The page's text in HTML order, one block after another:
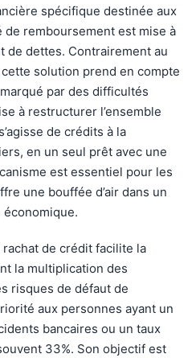
spécifique destinée aux
de remboursement est mise à
de dettes. Contrairement au
solution prend en compte
par des difficultés
à restructurer l’ensemble
de crédits à la
en un seul prêt avec une
est essentiel pour les
une bouffée d’air dans un
de crédit facilite la
la multiplication des
risques de défaut de
aux personnes ayant un
bancaires ou un taux
33%. Son objectif est